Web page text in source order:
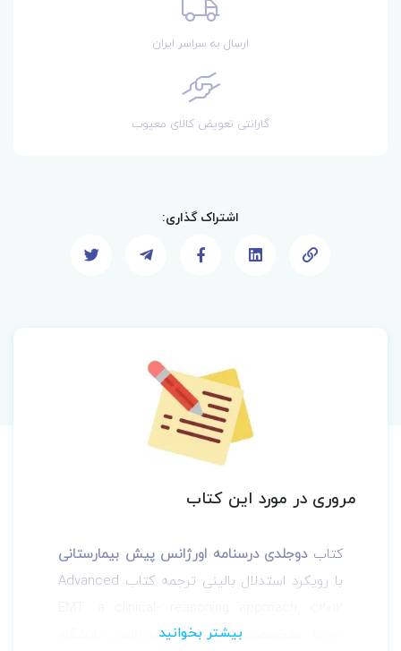
ارسال به سراسر ایران
گارانتی تعویض کالای معیوب
اشتراک گذاری:
مروری در مورد این کتاب
کتابدوجلدی درسنامه اورژانس پیش بیمارستانی
با رویکرد استدلال بالینی ترجمه کتاب Advanced
متخصصین گروه طب اورژانس دانشگاه